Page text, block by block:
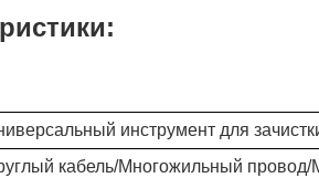
инструмент для
кабель/Многожильный